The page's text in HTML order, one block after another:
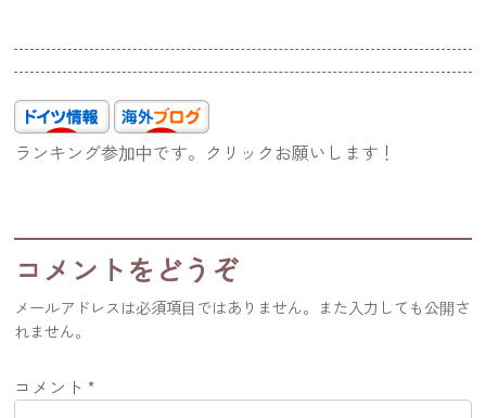
ランキング参加中です。クリックお願いします！
コメントをどうぞ
メールアドレスは必須項目ではありません。また入力しても公開さ
れません。
コメント *